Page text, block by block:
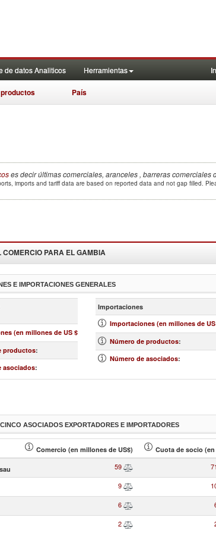
de datos Analiticos Herramientas
País
es decir últimas comerciales, aranceles , barreras
imports and tariff data are based on reported data and not gap filled.
COMERCIO PARA ELGAMBIA
E IMPORTACIONES GENERALES
más
»
(en millones de US $) 83
productos: 137
asociados:
Importaciones
Importaciones (en millones de US
Número de productos:
Número de asociados:
ASOCIADOS EXPORTADORES E IMPORTADORES
Comercio (en millones de US$) Cuota de socio (en
59
9
6
2